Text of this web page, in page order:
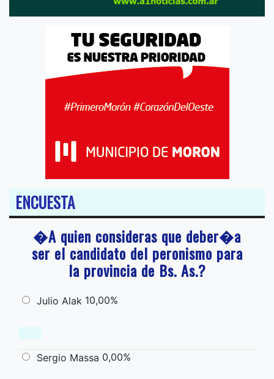
ENCUESTA
�A quien consideras que deber�a
ser el candidato del peronismo para
la provincia de Bs. As.?
Julio Alak 10,00%
Sergio Massa 0,00%